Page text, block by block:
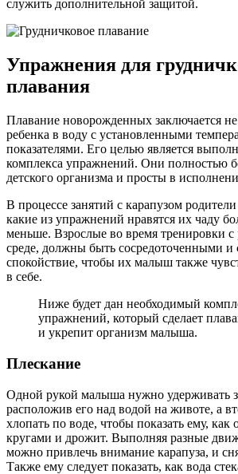
служить дополнительной защитой.
Упражнения для
плавания
Плавание новорожденных заключается
ребенка в воду с установленными
показателями. Его целью является
комплекса упражнений. Они полностью
детского организма и просты в
В процессе занятий с карапузом
какие из упражнений нравятся их чаду
меньше. Взрослые во время тренировки с
среде, должны быть сосредоточенными и
спокойствие, чтобы их малыш также
в себе.
Ниже будет дан необходимый
упражнений, который сделает
и укрепит организм малыша.
Плескание
Одной рукой малыша нужно удерживать
расположив его над водой на животе, а
хлопать по воде, чтобы показать ему, как
кругами и дрожит. Выполняя разные
можно привлечь внимание карапуза, и
Также ему следует показать, как вода